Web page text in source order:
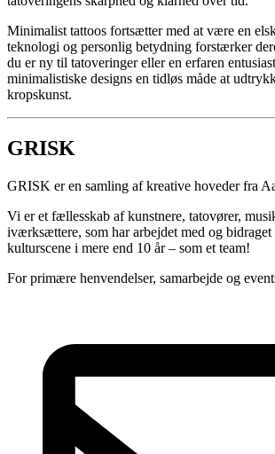
Minimalist tattoos fortsætter med at være en
teknologi og personlig betydning forstærker
du er ny til tatoveringer eller en erfaren
minimalistiske designs en tidløs måde at
kropskunst.
GRISK
GRISK er en samling af kreative hoveder fra
Vi er et fællesskab af kunstnere, tatovører,
iværksættere, som har arbejdet med og bidraget
kulturscene i mere end 10 år – som et team!
For primære henvendelser, samarbejde og